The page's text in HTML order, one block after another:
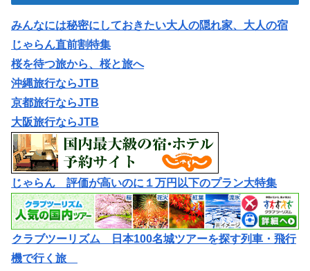
みんなには秘密にしておきたい大人の隠れ家、大人の宿
じゃらん直前割特集
桜を待つ旅から、桜と旅へ
沖縄旅行ならJTB
京都旅行ならJTB
大阪旅行ならJTB
じゃらん 評価が高いのに１万円以下のプラン大特集
クラブツーリズム 日本100名城ツアーを探す列車・飛行
機で行く旅